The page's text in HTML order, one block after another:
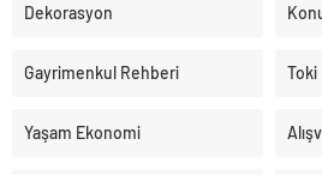
Dekorasyon
Gayrimenkul Rehberi Toki
Yaşam Ekonomi